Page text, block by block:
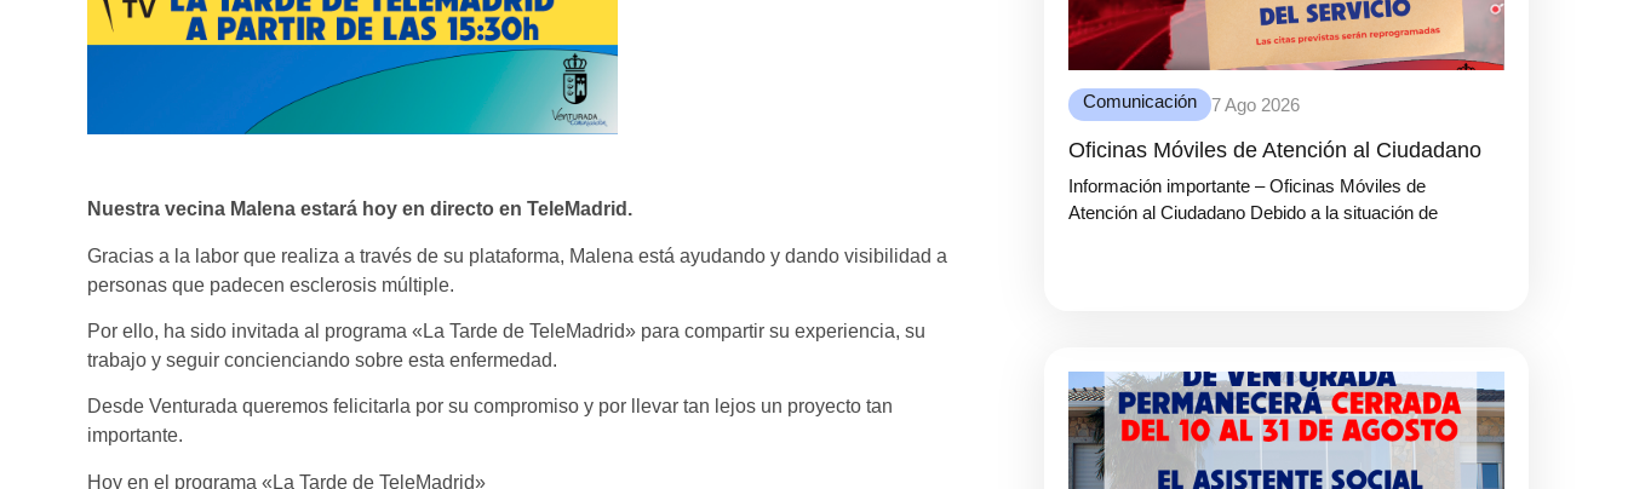
Nuestra vecina Malena estará hoy en directo en TeleMadrid.
Gracias a la labor que realiza a través de su plataforma, Malena está ayudando y dando visibilidad a
personas que padecen esclerosis múltiple.
Por ello, ha sido invitada al programa «La Tarde de TeleMadrid» para compartir su experiencia, su
trabajo y seguir concienciando sobre esta enfermedad.
Desde Venturada queremos felicitarla por su compromiso y por llevar tan lejos un proyecto tan
importante.
Hoy en el programa «La Tarde de TeleMadrid»
Comunicación 7 Ago 2026
Oficinas Móviles de Atención al Ciudadano
Información importante – Oficinas Móviles de
Atención al Ciudadano Debido a la situación de